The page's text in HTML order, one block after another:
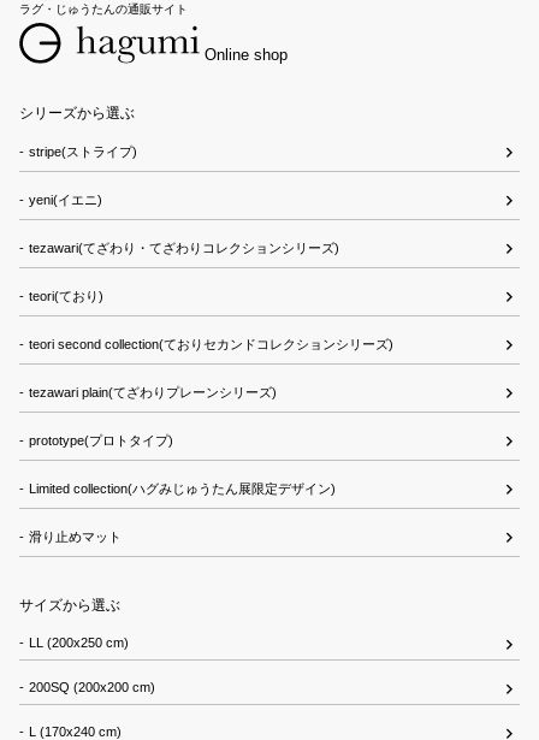
ラグ・じゅうたんの通販サイト
Online shop
シリーズから選ぶ
stripe(ストライプ)
yeni(イエニ)
tezawari(てざわり・てざわりコレクションシリーズ)
teori(ており)
teori second collection(ておりセカンドコレクションシリーズ)
tezawari plain(てざわりプレーンシリーズ)
prototype(プロトタイプ)
Limited collection(ハグみじゅうたん展限定デザイン)
滑り止めマット
サイズから選ぶ
LL (200x250 cm)
200SQ (200x200 cm)
L (170x240 cm)